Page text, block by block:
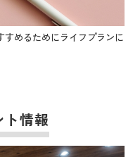
めるためにライフプランに
情報